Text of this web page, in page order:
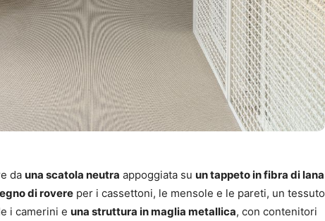
da una scatola neutra appoggiata su un tappeto in fibra di lana
di rovere per i cassettoni, le mensole e le pareti, un tessuto
i camerini e una struttura in maglia metallica, con contenitori